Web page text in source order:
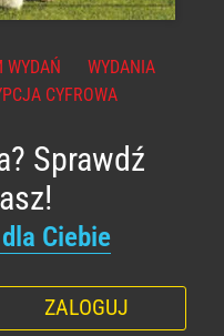
WYDAŃ
WYDANIA
CYFROWA
Sprawdź
Ciebie
ZALOGUJ